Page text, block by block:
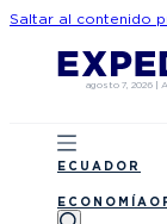
Saltar al contenido
agosto 7, 2026 |
ECUADOR
ECONOMÍA